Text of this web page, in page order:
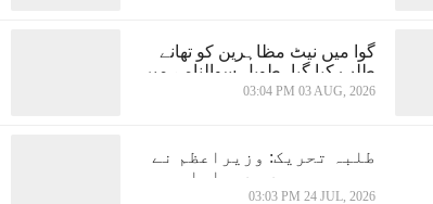
گوا میں نیٹ مظاہرین کو تھانے
طلب کیا گیا، طویل سوالنامے میں
عمر خالد کے بارے میں پوچھا گیا:
03:04 PM 03 AUG, 2026
طلبہ تحریک: وزیراعظم نے
پھر وہی وعدہ دہرایا، جو
تین برس میں چار بار کر چکے
03:03 PM 24 JUL, 2026